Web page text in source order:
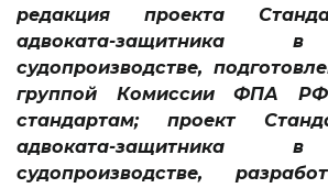
редакция проекта
адвоката-защитника
судопроизводстве,
группой Комиссии ФПА
стандартам; проект
адвоката-защитника
судопроизводстве,